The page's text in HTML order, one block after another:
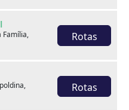
Família,
Rotas
Rotas
Tatuapé